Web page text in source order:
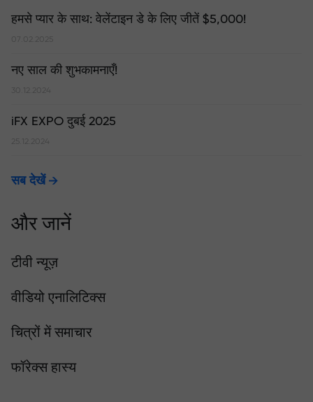
हमसे प्यार के साथ: वेलेंटाइन डे के लिए जीतें $5,000!
नए साल की शुभकामनाएँ!
30.12.2024
iFX EXPO दुबई 2025
25.12.2024
सब देखें
और जानें
टीवी न्यूज़
वीडियो एनालिटिक्स
चित्रों में समाचार
फॉरेक्स हास्य